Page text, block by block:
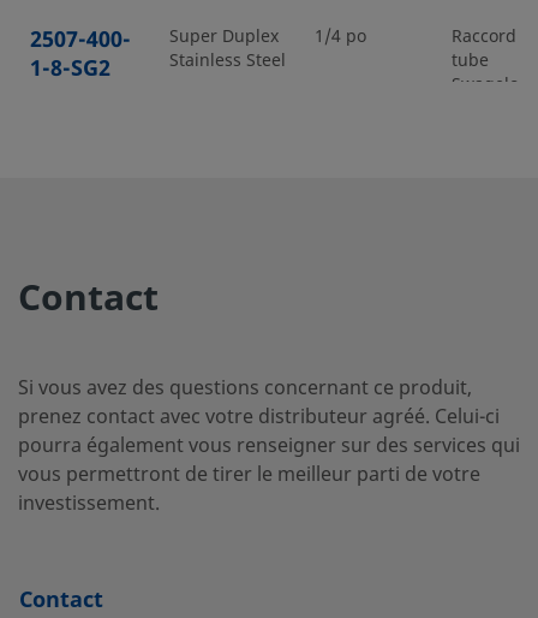
2507-400-
1-8-SG2
Super Duplex
Stainless Steel
1/4 po
Raccord
tube
2507-600-
1-4-SG2
Super Duplex
3/8 po
Raccord
Contact
Si vous avez des questions concernant ce produit,
prenez contact avec votre distributeur agréé. Celui-ci
pourra également vous renseigner sur des services qui
vous permettront de tirer le meilleur parti de votre
investissement.
Contact